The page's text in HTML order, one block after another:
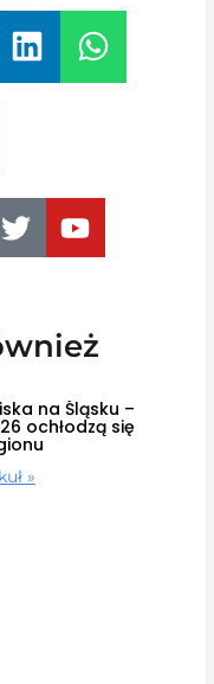
na Śląsku –
ochłodzą się
»